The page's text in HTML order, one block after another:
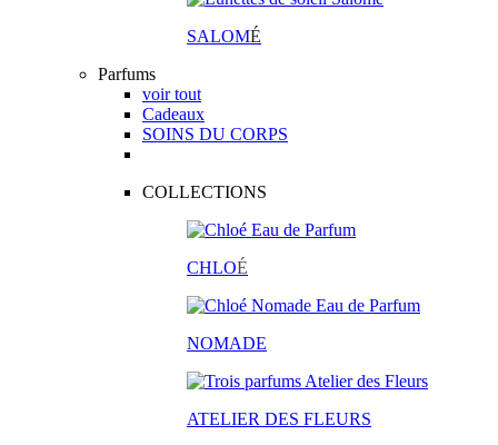
SALOMÉ
Parfums
voir tout
Cadeaux
SOINS DU CORPS
COLLECTIONS
CHLOÉ
NOMADE
ATELIER DES FLEURS